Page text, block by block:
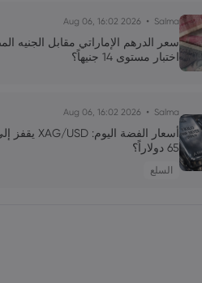
Salma
2026 Aug 06, 16:02
اختبار مستوى 14 جنيهاً؟
Salma
2026 Aug 06, 16:02
65 دولاراً؟
السلع